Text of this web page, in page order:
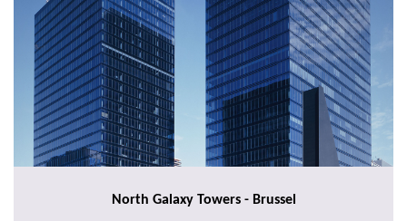
North Galaxy Towers - Brussel